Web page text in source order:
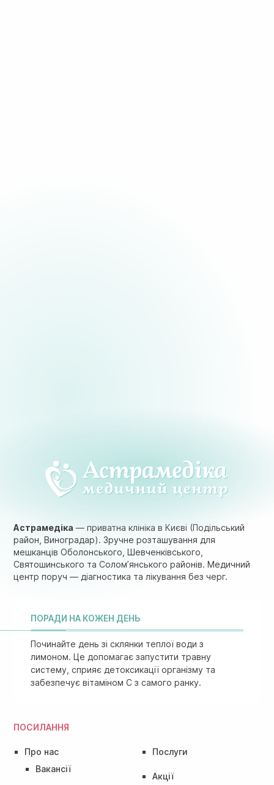
ПОСИЛАННЯ
Про нас
Вакансії
Послуги
Акції
Астрамедіка — приватна клініка в Києві (Подільський
район, Виноградар). Зручне розташування для
мешканців Оболонського, Шевченківського,
Святошинського та Солом’янського районів. Медичний
центр поруч — діагностика та лікування без черг.
ПОРАДИ НА КОЖЕН ДЕНЬ
Починайте день зі склянки теплої води з
лимоном. Це допомагає запустити травну
систему, сприяє детоксикації організму та
забезпечує вітаміном C з самого ранку.